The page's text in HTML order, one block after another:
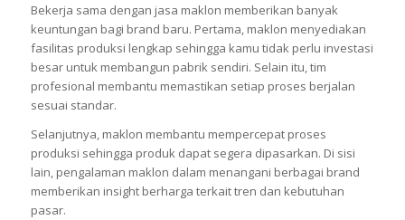
Bekerja sama dengan jasa maklon memberikan banyak
keuntungan bagi brand baru. Pertama, maklon menyediakan
fasilitas produksi lengkap sehingga kamu tidak perlu investasi
besar untuk membangun pabrik sendiri. Selain itu, tim
profesional membantu memastikan setiap proses berjalan
sesuai standar.
Selanjutnya, maklon membantu mempercepat proses
produksi sehingga produk dapat segera dipasarkan. Di sisi
lain, pengalaman maklon dalam menangani berbagai brand
memberikan insight berharga terkait tren dan kebutuhan
pasar.